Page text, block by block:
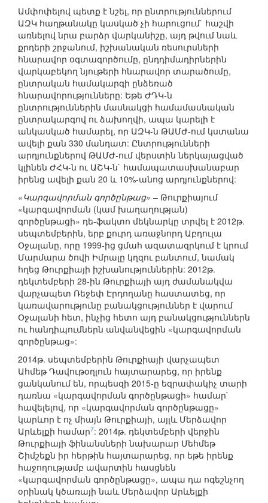
Ամփոփելով պետք է նշել, որ ընտրություններում
ԱԶԿ հաղթանակը կասկած չի հարուցում` հաշվի
առնելով նրա բարձր վարկանիշը, այդ թվում նաև
քրդերի շրջանում, իշխանական ռեսուրսների
հնարավոր օգտագործումը, ընդդիմադիրներին
վարկաբեկող նյութերի հնարավոր տարածումը,
ընտրական համակարգի ընձեռած
հնարավորությունները: Եթե ԺԴԿ-ն
ընտրություններին մասնակցի համամասնական
ընտրակարգով ու ձախողվի, ապա կարելի է
անկասկած համարել, որ ԱԶԿ-ն ԹԱՄԺ-ում կստանա
ավելի քան 330 մանդատ: Ընտրությունների
արդյունքներով ԹԱՄԺ-ում վերստին ներկայացված
կլինեն ԺՀԿ-ն ու ԱՇԿ-ն` համապատասխանաբար
իրենց ավելի քան 20 և 10%-անոց արդյունքներով:
«Կարգավորման գործընթաց» – Թուրքիայում
«կարգավորման (կամ խաղաղության)
գործընթացի» դե-ֆակտո մեկնարկը տրվել է 2012թ.
սեպտեմբերին, երբ քուրդ առաջնորդ Աբդուլա
Օջալանը, որը 1999-ից ցմահ ազատազրկում է կրում
Մարմարա ծովի Իմրալը կղզու բանտում, նամակ
հղեց Թուրքիայի իշխանություններին: 2012թ.
դեկտեմբերի 28-ին Թուրքիայի այդ ժամանակվա
վարչապետ Ռեջեփ Էրդողանը հաստատեց, որ
կառավարությունը բանակցություններ է վարում
Օջալանի հետ, ինչից հետո այդ բանակցություններն
ու հանդիպումներն անվանվեցին «կարգավորման
գործընթաց»:
2014թ. սեպտեմբերին Թուրքիայի վարչապետ
Ահմեթ Դավութօղլուն հայտարարեց, որ իրենք
ցանկանում են, որպեսզի 2015-ը եզրափակիչ տարի
դառնա «կարգավորման գործընթացի» համար`
հավելելով, որ «կարգավորման գործընթացը»
կարևոր է ոչ միայն Թուրքիայի, այլև Մերձավոր
Արևելքի համար7: 2014թ. դեկտեմբերի վերջին
Թուրքիայի ֆինանսների նախարար Մեհմեթ
Շիմշեքն իր հերթին հայտարարեց, որ եթե իրենք
հաջողությամբ ավարտին հասցնեն
«կարգավորման գործընթացը», ապա դա ոգեշնչող
օրինակ կծառայի նաև Մերձավոր Արևելքի